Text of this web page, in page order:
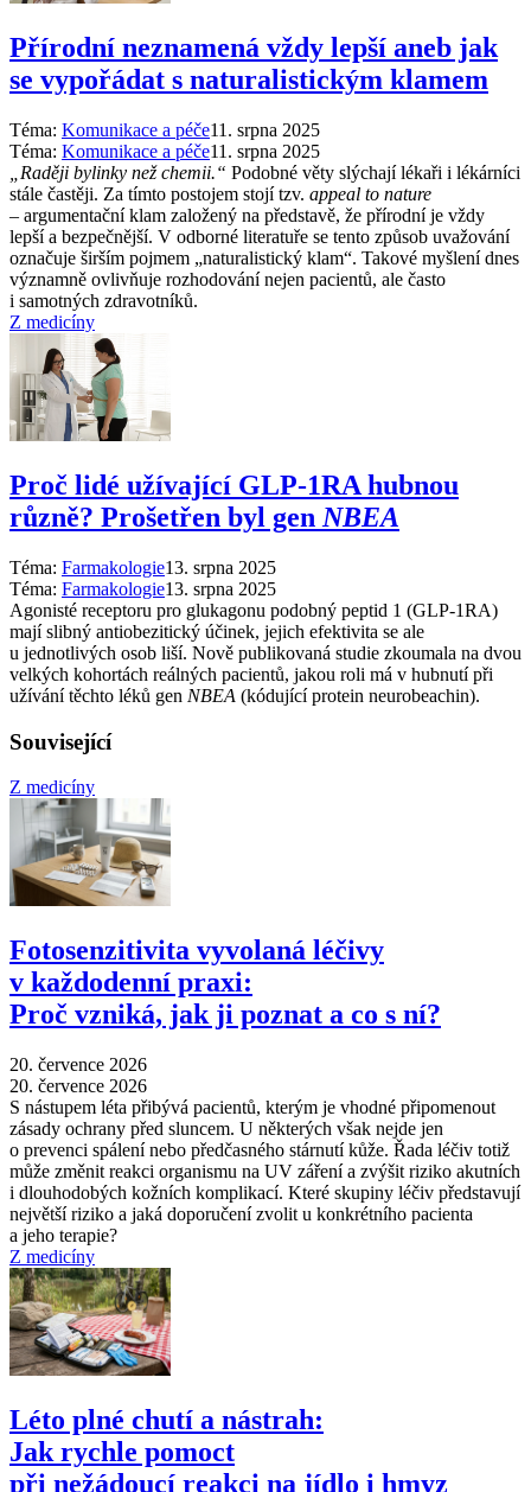
Přírodní neznamená vždy lepší aneb jak
se vypořádat s naturalistickým klamem
Téma: Komunikace a péče11. srpna 2025
Téma: Komunikace a péče11. srpna 2025
„Raději bylinky než chemii.“ Podobné věty slýchají lékaři i lékárníci
stále častěji. Za tímto postojem stojí tzv. appeal to nature
–⁠ argumentační klam založený na představě, že přírodní je vždy
lepší a bezpečnější. V odborné literatuře se tento způsob uvažování
označuje širším pojmem „naturalistický klam“. Takové myšlení dnes
významně ovlivňuje rozhodování nejen pacientů, ale často
i samotných zdravotníků.
Z medicíny
Proč lidé užívající GLP-1RA hubnou
různě? Prošetřen byl gen NBEA
Téma: Farmakologie13. srpna 2025
Téma: Farmakologie13. srpna 2025
Agonisté receptoru pro glukagonu podobný peptid 1 (GLP-1RA)
mají slibný antiobezitický účinek, jejich efektivita se ale
u jednotlivých osob liší. Nově publikovaná studie zkoumala na dvou
velkých kohortách reálných pacientů, jakou roli má v hubnutí při
užívání těchto léků gen NBEA (kódující protein neurobeachin).
Související
Z medicíny
Fotosenzitivita vyvolaná léčivy
v každodenní praxi:
Proč vzniká, jak ji poznat a co s ní?
20. července 2026
20. července 2026
S nástupem léta přibývá pacientů, kterým je vhodné připomenout
zásady ochrany před sluncem. U některých však nejde jen
o prevenci spálení nebo předčasného stárnutí kůže. Řada léčiv totiž
může změnit reakci organismu na UV záření a zvýšit riziko akutních
i dlouhodobých kožních komplikací. Které skupiny léčiv představují
největší riziko a jaká doporučení zvolit u konkrétního pacienta
a jeho terapie?
Z medicíny
Léto plné chutí a nástrah:
Jak rychle pomoct
při nežádoucí reakci na jídlo i hmyz